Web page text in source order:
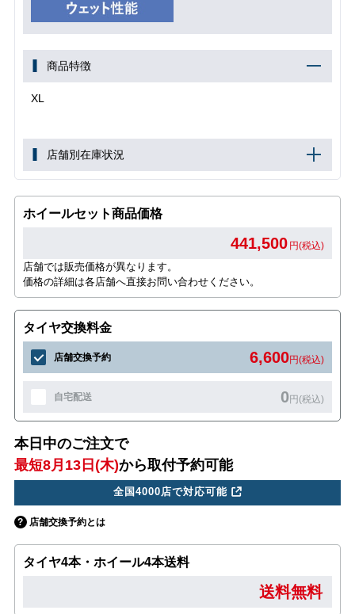
商品特徴
XL
店舗別在庫状況
ホイールセット商品価格
441,500 円(税込)
店舗では販売価格が異なります。
価格の詳細は各店舗へ直接お問い合わせください。
タイヤ交換料金
店舗交換予約 6,600円(税込)
自宅配送 0円(税込)
本日中のご注文で
最短8月13日(木)から取付予約可能
全国4000店で対応可能
店舗交換予約とは
タイヤ4本・ホイール4本送料
送料無料